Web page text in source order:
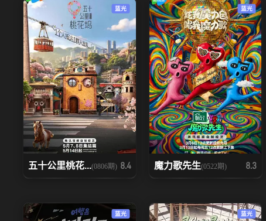
20251228 20251229
20260117 20260118
蓝光
五十公里桃花...(0806期) 8.4
蓝光
魔力歌先生(0522期) 8.3
蓝光 蓝光